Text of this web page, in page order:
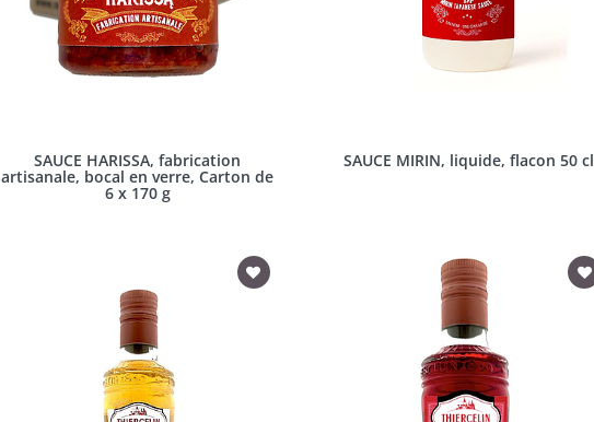
SAUCE HARISSA, fabrication
artisanale, bocal en verre, Carton de
6 x 170 g
SAUCE MIRIN, liquide, flacon 50 cl